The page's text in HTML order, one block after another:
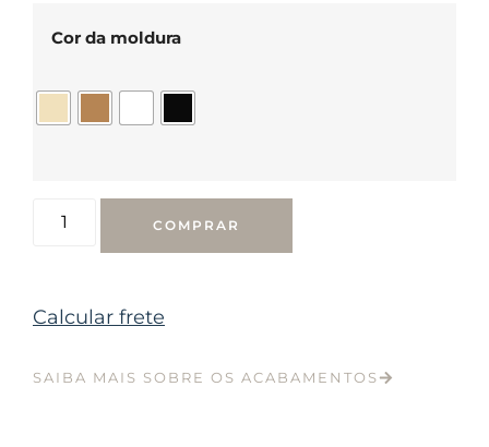
Cor da moldura
COMPRAR
Calcular frete
SAIBA MAIS SOBRE OS ACABAMENTOS